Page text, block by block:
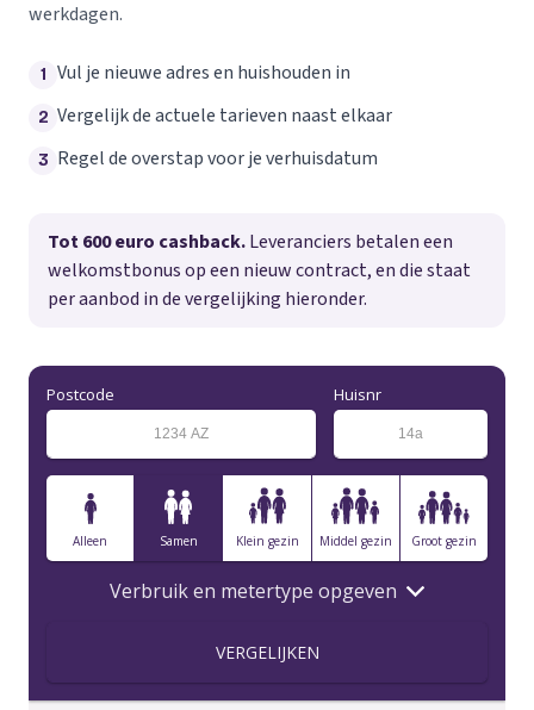
werkdagen.
1 Vul je nieuwe adres en huishouden in
2 Vergelijk de actuele tarieven naast elkaar
3 Regel de overstap voor je verhuisdatum
Tot 600 euro cashback.Leveranciers betalen een
welkomstbonus op een nieuw contract, en die staat
per aanbod in de vergelijking hieronder.